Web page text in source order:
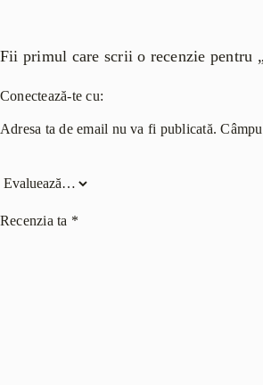
Fii primul care scrii o recenzie pentru
Conectează-te cu:
Adresa ta de email nu va fi publicată.
Recenzia ta *